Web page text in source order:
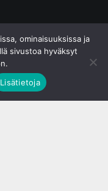
ominaisuuksissa ja
sivustoa hyväksyt
Lisätietoja